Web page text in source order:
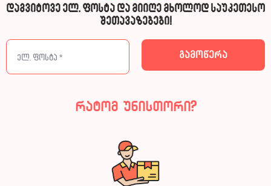
დაგვიტოვე ელ. ფოსტა და მიიღე მხოლოდ საუკეთესო
შეთავაზებები!
რატომ უნისთორი?